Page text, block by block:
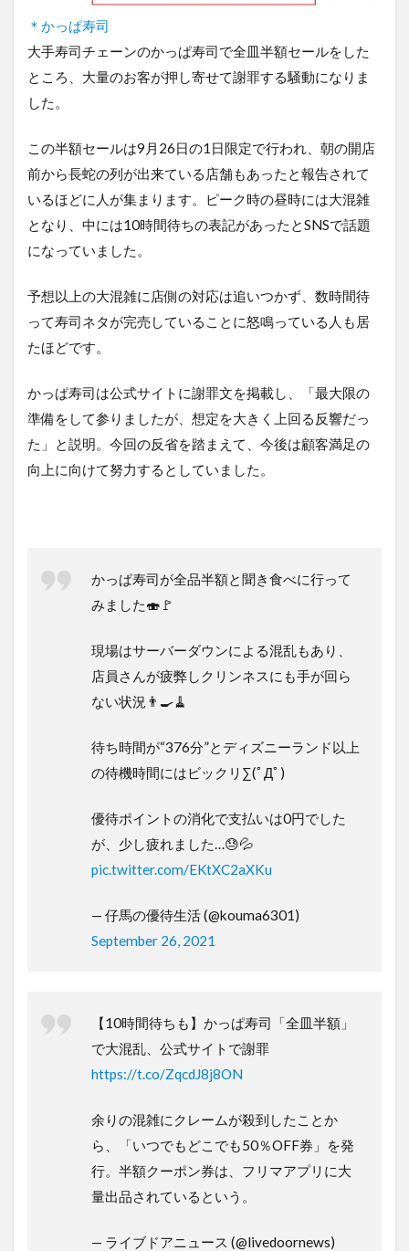
＊かっぱ寿司
大手寿司チェーンのかっぱ寿司で全皿半額セールをした
ところ、大量のお客が押し寄せて謝罪する騒動になりま
した。
この半額セールは9月26日の1日限定で行われ、朝の開店
前から長蛇の列が出来ている店舗もあったと報告されて
いるほどに人が集まります。ピーク時の昼時には大混雑
となり、中には10時間待ちの表記があったとSNSで話題
になっていました。
予想以上の大混雑に店側の対応は追いつかず、数時間待
って寿司ネタが完売していることに怒鳴っている人も居
たほどです。
かっぱ寿司は公式サイトに謝罪文を掲載し、「最大限の
準備をして参りましたが、想定を大きく上回る反響だっ
た」と説明。今回の反省を踏まえて、今後は顧客満足の
向上に向けて努力するとしていました。
かっぱ寿司が全品半額と聞き食べに行って
みました🍣🚩
現場はサーバーダウンによる混乱もあり、
店員さんが疲弊しクリンネスにも手が回ら
ない状況👨‍🍳🧹
待ち時間が“376分”とディズニーランド以上
の待機時間にはビックリ∑(ﾟДﾟ)
優待ポイントの消化で支払いは0円でした
が、少し疲れました…😓💦
pic.twitter.com/EKtXC2aXKu
— 仔馬の優待生活 (@kouma6301)
September 26, 2021
【10時間待ちも】かっぱ寿司「全皿半額」
で大混乱、公式サイトで謝罪
https://t.co/ZqcdJ8j8ON
余りの混雑にクレームが殺到したことか
ら、「いつでもどこでも50％OFF券」を発
行。半額クーポン券は、フリマアプリに大
量出品されているという。
— ライブドアニュース (@livedoornews)